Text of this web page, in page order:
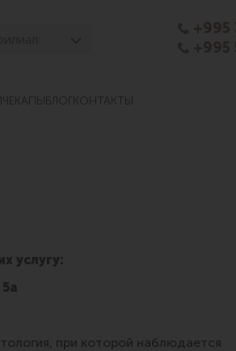
ЧЕКАПЫБЛОГ КОНТАКТЫ
услугу:
при которой наблюдается